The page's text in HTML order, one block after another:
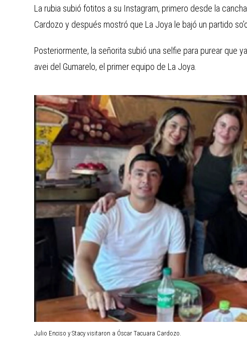
La rubia subió fotitos a su Instagram, primero desde la
Cardozo y después mostró que La Joya le bajó un partido
Posteriormente, la señorita subió una selfie para purear que
avei del Gumarelo, el primer equipo de La Joya.
Julio Enciso y Stacy visitaron a Óscar Tacuara Cardozo.